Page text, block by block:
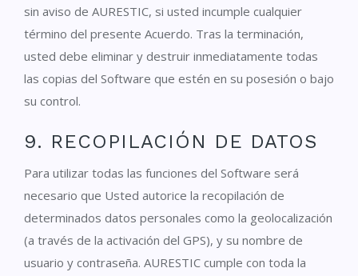
sin aviso de AURESTIC, si usted incumple cualquier
término del presente Acuerdo. Tras la terminación,
usted debe eliminar y destruir inmediatamente todas
las copias del Software que estén en su posesión o bajo
su control.
9. RECOPILACIÓN DE DATOS
Para utilizar todas las funciones del Software será
necesario que Usted autorice la recopilación de
determinados datos personales como la geolocalización
(a través de la activación del GPS), y su nombre de
usuario y contraseña. AURESTIC cumple con toda la